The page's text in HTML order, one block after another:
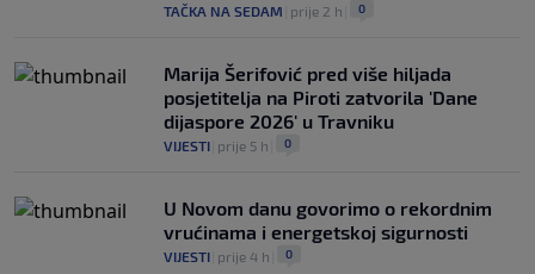
TAČKA NA SEDAM prije 2 h 0
Marija Šerifović pred više hiljada
posjetitelja na Piroti zatvorila 'Dane
dijaspore 2026' u Travniku
VIJESTI prije 5 h 0
U Novom danu govorimo o rekordnim
vrućinama i energetskoj sigurnosti
VIJESTI prije 4 h 0